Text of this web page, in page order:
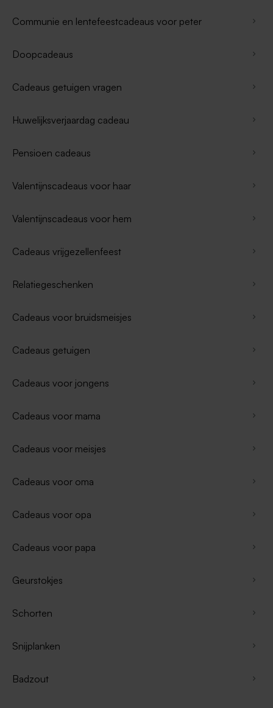
Communie en lentefeestcadeaus voor peter
Doopcadeaus
Cadeaus getuigen vragen
Huwelijksverjaardag cadeau
Pensioen cadeaus
Valentijnscadeaus voor haar
Valentijnscadeaus voor hem
Cadeaus vrijgezellenfeest
Relatiegeschenken
Cadeaus voor bruidsmeisjes
Cadeaus getuigen
Cadeaus voor jongens
Cadeaus voor mama
Cadeaus voor meisjes
Cadeaus voor oma
Cadeaus voor opa
Cadeaus voor papa
Geurstokjes
Schorten
Snijplanken
Badzout